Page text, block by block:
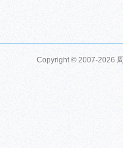
Copyright © 2007-2026